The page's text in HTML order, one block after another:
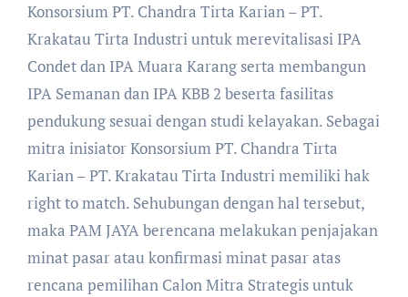
Konsorsium PT. Chandra Tirta Karian – PT.
Krakatau Tirta Industri untuk merevitalisasi IPA
Condet dan IPA Muara Karang serta membangun
IPA Semanan dan IPA KBB 2 beserta fasilitas
pendukung sesuai dengan studi kelayakan. Sebagai
mitra inisiator Konsorsium PT. Chandra Tirta
Karian – PT. Krakatau Tirta Industri memiliki hak
right to match. Sehubungan dengan hal tersebut,
maka PAM JAYA berencana melakukan penjajakan
minat pasar atau konfirmasi minat pasar atas
rencana pemilihan Calon Mitra Strategis untuk